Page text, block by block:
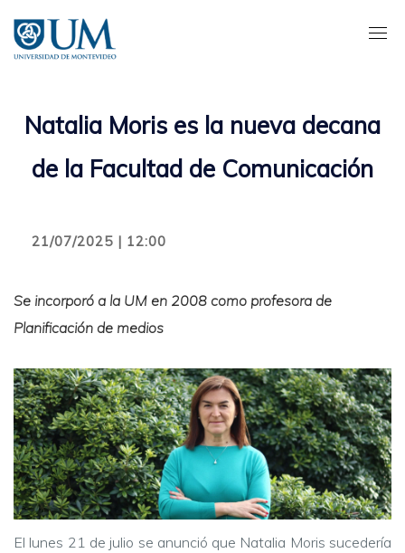
contenido
principal
Natalia Moris es la nueva decana
de la Facultad de Comunicación
21/07/2025 | 12:00
Se incorporó a la UM en 2008 como profesora de
Planificación de medios
El lunes 21 de julio se anunció que Natalia Moris sucedería